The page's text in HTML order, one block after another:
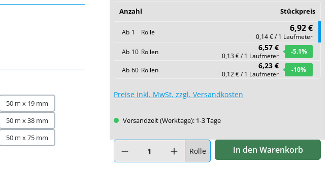
50 m x 19 mm
50 m x 38 mm
50 m x 75 mm
Anzahl Stückpreis
Ab 1 Rolle 6,92 €
0,14 € / 1 Laufmeter
Ab 10 Rollen 6,57 €
0,13 € / 1 Laufmeter
-5.1%
Ab 60 Rollen 6,23 €
0,12 € / 1 Laufmeter
-10%
Preise inkl. MwSt. zzgl. Versandkosten
Versandzeit (Werktage): 1-3 Tage
Produkt Anzahl: Gib den gewünschten Wert ein oder benutze
Rolle In den Warenkorb